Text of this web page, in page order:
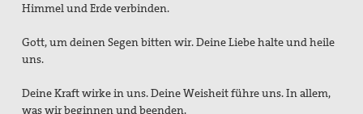
Himmel und Erde verbinden.
Gott, um deinen Segen bitten wir. Deine Liebe halte und heile
uns.
Deine Kraft wirke in uns. Deine Weisheit führe uns. In allem,
was wir beginnen und beenden.